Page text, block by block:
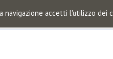
navigazione accetti l'utilizzo dei